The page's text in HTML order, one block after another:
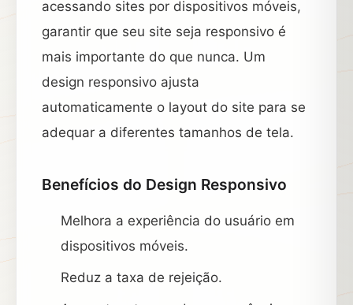
acessando sites por dispositivos móveis,
garantir que seu site seja responsivo é
mais importante do que nunca. Um
design responsivo ajusta
automaticamente o layout do site para se
adequar a diferentes tamanhos de tela.
Benefícios do Design Responsivo
Melhora a experiência do usuário em
dispositivos móveis.
Reduz a taxa de rejeição.